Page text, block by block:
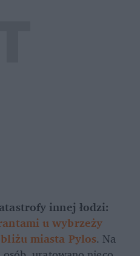
u wybrzeży
miasta Pylos. Na